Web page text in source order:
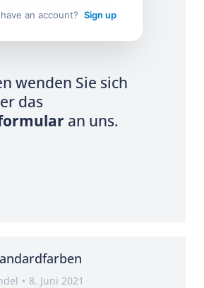
an account? Sign up
wenden Sie sich
das
an uns.
8. Juni 2021